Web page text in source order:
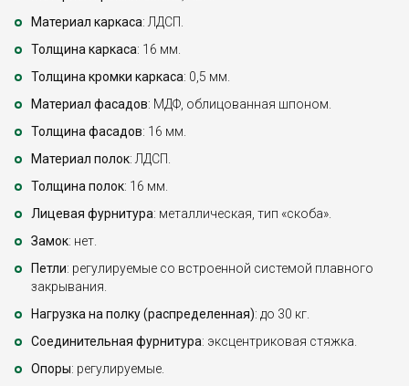
Материал каркаса: ЛДСП.
Толщина каркаса: 16 мм.
Толщина кромки каркаса: 0,5 мм.
Материал фасадов: МДФ, облицованная шпоном.
Толщина фасадов: 16 мм.
Материал полок: ЛДСП.
Толщина полок: 16 мм.
Лицевая фурнитура: металлическая, тип «скоба».
Замок: нет.
Петли: регулируемые со встроенной системой плавного
закрывания.
Нагрузка на полку (распределенная): до 30 кг.
Соединительная фурнитура: эксцентриковая стяжка.
Опоры: регулируемые.